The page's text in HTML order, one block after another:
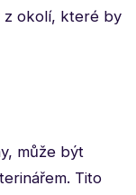
z okolí, které by
může být
Tito